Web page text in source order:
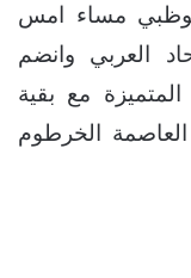
مساء امس
العربي وانضم
مع بقية
الخرطوم